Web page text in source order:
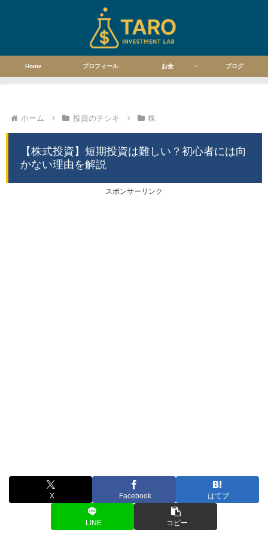
Home プロフィール お金 ブログ
ホーム 投資のチシキ 株
【株式投資】短期投資は難しい？初心者には向
かない理由を解説
スポンサーリンク
X Facebook はてブ
LINE コピー